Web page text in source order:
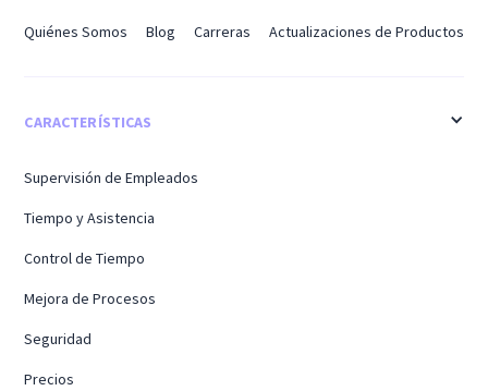
Quiénes Somos Blog Carreras Actualizaciones de Productos
CARACTERÍSTICAS
Supervisión de Empleados
Tiempo y Asistencia
Control de Tiempo
Mejora de Procesos
Seguridad
Precios